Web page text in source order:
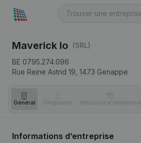
Maverick Io (SRL)
BE 0795.274.096
Rue Reine Astrid 19, 1473 Genappe
Général Dirigeants Structure d'entreprise
Informations d’entreprise